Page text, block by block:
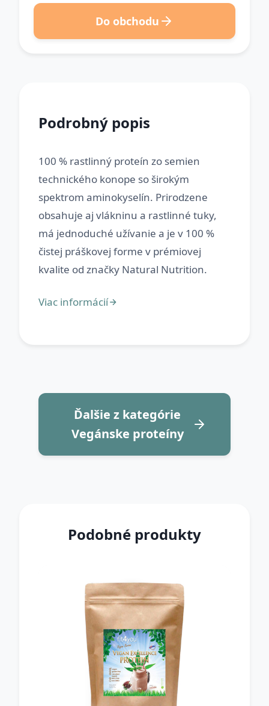
Do obchodu
Podrobný popis
100 % rastlinný proteín zo semien
technického konope so širokým
spektrom aminokyselín. Prirodzene
obsahuje aj vlákninu a rastlinné tuky,
má jednoduché užívanie a je v 100 %
čistej práškovej forme v prémiovej
Ďalšie z kategórie
Vegánske proteíny
Podobné produkty